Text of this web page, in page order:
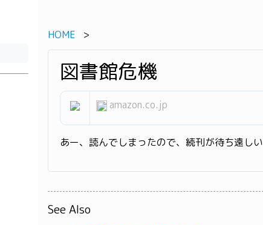
HOME
図書館危機
amazon.co.jp
あー、読んでしまったので、続刊が待ち遠しい
See Also